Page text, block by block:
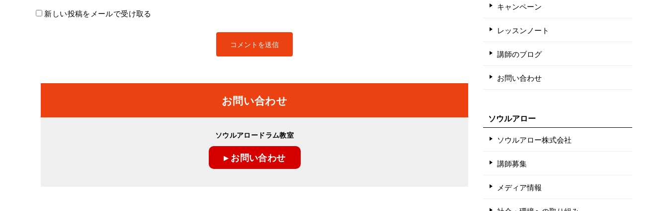
新しい投稿をメールで受け取る
お問い合わせ
ソウルアロードラム教室
▸ お問い合わせ
キャンペーン
レッスンノート
講師のブログ
お問い合わせ
ソウルアロー
ソウルアロー株式会社
講師募集
メディア情報